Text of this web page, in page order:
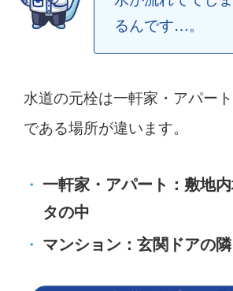
るんです…。
水道の元栓は一軒家・アパー
である場所が違います。
一軒家・アパート：敷地
タの中
マンション：玄関ドアの